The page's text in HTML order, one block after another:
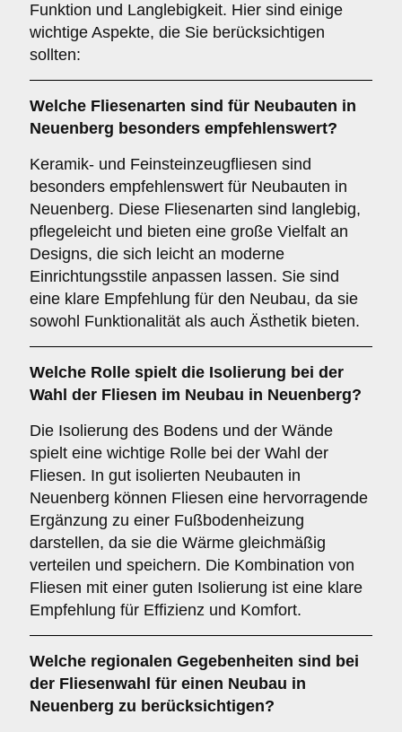
Funktion und Langlebigkeit. Hier sind einige
wichtige Aspekte, die Sie berücksichtigen
sollten:
Welche Fliesenarten sind für Neubauten in
Neuenberg besonders empfehlenswert?
Keramik- und Feinsteinzeugfliesen sind
besonders empfehlenswert für Neubauten in
Neuenberg. Diese Fliesenarten sind langlebig,
pflegeleicht und bieten eine große Vielfalt an
Designs, die sich leicht an moderne
Einrichtungsstile anpassen lassen. Sie sind
eine klare Empfehlung für den Neubau, da sie
sowohl Funktionalität als auch Ästhetik bieten.
Welche Rolle spielt die Isolierung bei der
Wahl der Fliesen im Neubau in Neuenberg?
Die Isolierung des Bodens und der Wände
spielt eine wichtige Rolle bei der Wahl der
Fliesen. In gut isolierten Neubauten in
Neuenberg können Fliesen eine hervorragende
Ergänzung zu einer Fußbodenheizung
darstellen, da sie die Wärme gleichmäßig
verteilen und speichern. Die Kombination von
Fliesen mit einer guten Isolierung ist eine klare
Empfehlung für Effizienz und Komfort.
Welche regionalen Gegebenheiten sind bei
der Fliesenwahl für einen Neubau in
Neuenberg zu berücksichtigen?